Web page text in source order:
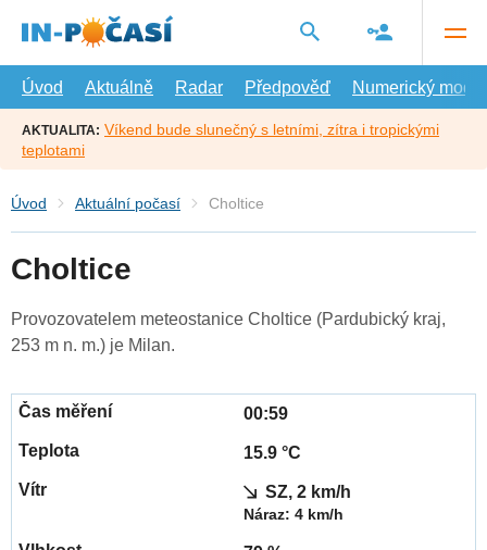
hlavní
Úvod
Aktuálně Radar Předpověď Numerický model
AKTUALITA: Víkend bude slunečný s letními, zítra i tropickými
teplotami
Úvod Aktuální počasí Choltice
Choltice
Provozovatelem meteostanice Choltice (Pardubický kraj,
253 m n. m.) je Milan.
00:59
15.9 °C
SZ, 2 km/h
Náraz: 4 km/h